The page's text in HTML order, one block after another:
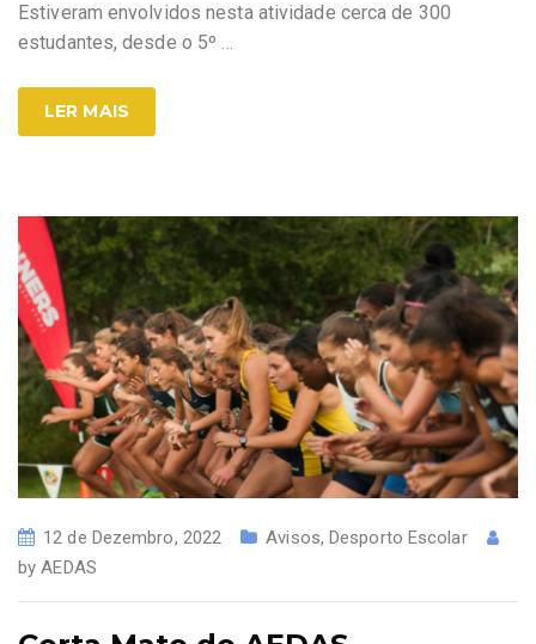
Estiveram envolvidos nesta atividade cerca de 300
estudantes, desde o 5º…
LER MAIS
12 de Dezembro, 2022 Avisos,Desporto Escolar
byAEDAS